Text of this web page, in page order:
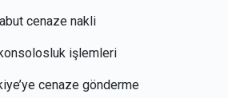
cenaze nakli
işlemleri
cenaze gönderme